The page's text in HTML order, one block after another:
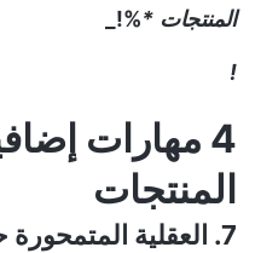
المنتجات *
%
!
!
4 مهارات
المنتجات
7. العقلية المتمحورة حول المستخدم